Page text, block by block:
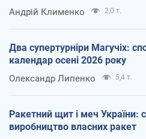
Андрій Клименко 2,0 т.
Два супертурніри Магучіх:
календар осені 2026 року
Олександр Липенко 5,4 т.
Ракетний щит і меч України:
виробництво власних ракет